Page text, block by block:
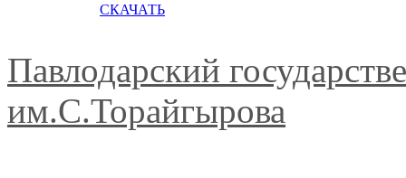
СКАЧАТЬ
Павлодарский
им.С.Торайгырова